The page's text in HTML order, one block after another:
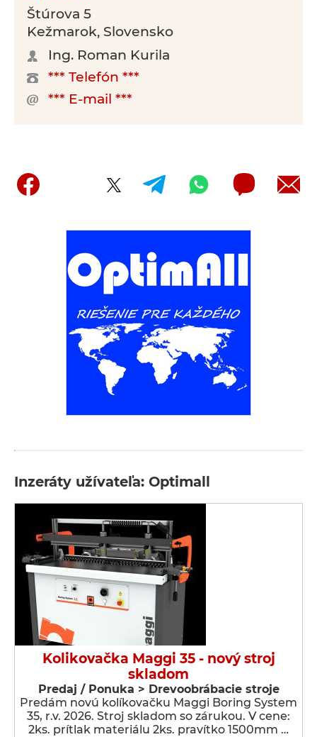
Štúrova 5
Kežmarok, Slovensko
Ing. Roman Kurila
*** Telefón ***
*** E-mail ***
Inzeráty užívateľa: Optimall
Kolikovačka Maggi 35 - nový stroj
skladom
Predaj / Ponuka > Drevoobrábacie stroje
Predám novú kolíkovačku Maggi Boring System
35, r.v. 2026. Stroj skladom so zárukou. V cene:
2ks. prítlak materiálu 2ks. pravítko 1500mm …